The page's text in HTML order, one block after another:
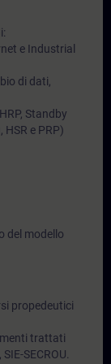
e Industrial
di dati,
Standby
e PRP)
del modello
propedeutici
trattati
SECROU.